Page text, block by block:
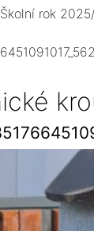
Školní rok